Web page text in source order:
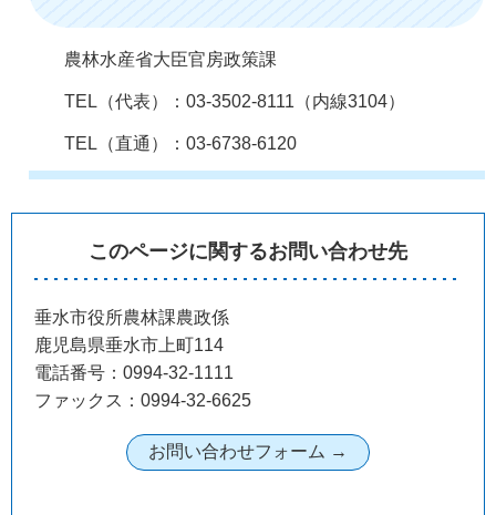
農林水産省大臣官房政策課
TEL（代表）：03-3502-8111（内線3104）
TEL（直通）：03-6738-6120
このページに関するお問い合わせ先
垂水市役所農林課農政係
鹿児島県垂水市上町114
電話番号：0994-32-1111
ファックス：0994-32-6625